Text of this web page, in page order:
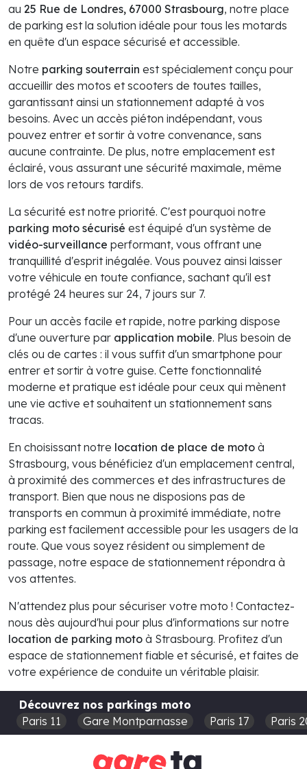
au 25 Rue de Londres, 67000 Strasbourg, notre place
de parking est la solution idéale pour tous les motards
en quête d'un espace sécurisé et accessible.
Notre parking souterrain est spécialement conçu pour
accueillir des motos et scooters de toutes tailles,
garantissant ainsi un stationnement adapté à vos
besoins. Avec un accès piéton indépendant, vous
pouvez entrer et sortir à votre convenance, sans
aucune contrainte. De plus, notre emplacement est
éclairé, vous assurant une sécurité maximale, même
lors de vos retours tardifs.
La sécurité est notre priorité. C'est pourquoi notre
parking moto sécurisé est équipé d'un système de
vidéo-surveillance performant, vous offrant une
tranquillité d'esprit inégalée. Vous pouvez ainsi laisser
votre véhicule en toute confiance, sachant qu'il est
protégé 24 heures sur 24, 7 jours sur 7.
Pour un accès facile et rapide, notre parking dispose
d'une ouverture par application mobile. Plus besoin de
clés ou de cartes : il vous suffit d'un smartphone pour
entrer et sortir à votre guise. Cette fonctionnalité
moderne et pratique est idéale pour ceux qui mènent
une vie active et souhaitent un stationnement sans
tracas.
En choisissant notre location de place de moto à
Strasbourg, vous bénéficiez d'un emplacement central,
à proximité des commerces et des infrastructures de
transport. Bien que nous ne disposions pas de
transports en commun à proximité immédiate, notre
parking est facilement accessible pour les usagers de la
route. Que vous soyez résident ou simplement de
passage, notre espace de stationnement répondra à
vos attentes.
N'attendez plus pour sécuriser votre moto ! Contactez-
nous dès aujourd'hui pour plus d'informations sur notre
location de parking moto à Strasbourg. Profitez d'un
espace de stationnement fiable et sécurisé, et faites de
votre expérience de conduite un véritable plaisir.
Découvrez nos parkings moto
Paris 11
Gare Montparnasse Paris 17 Paris